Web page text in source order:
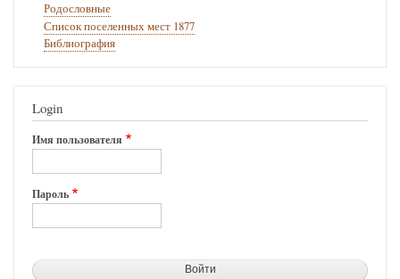
Родословные
Список поселенных мест 1877
Библиография
Login
Имя пользователя
Пароль